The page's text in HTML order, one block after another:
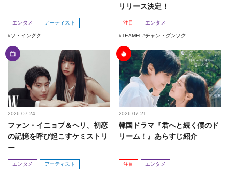
エンタメ アーティスト
ソ・イングク
リリース決定！
注目 エンタメ
TEAMH チャン・グンソク
2026.07.24
ファン・イニョプ＆ヘリ、初恋
の記憶を呼び起こすケミストリ
ー
エンタメ アーティスト
2026.07.21
韓国ドラマ『君へと続く僕のド
リーム！』あらすじ紹介
注目 エンタメ